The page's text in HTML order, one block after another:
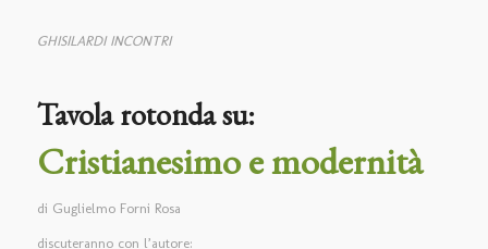
GHISILARDI INCONTRI
Tavola rotonda su:
Cristianesimo e modernità
di Guglielmo Forni Rosa
discuteranno con l’autore: